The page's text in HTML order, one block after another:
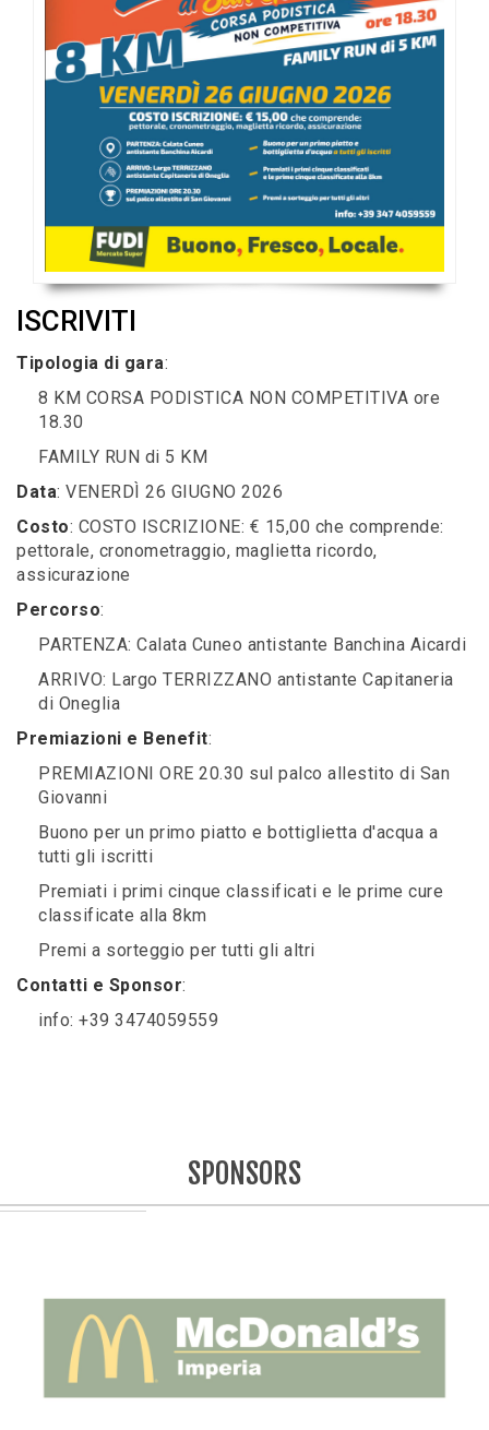
ISCRIVITI
Tipologia di gara:
8 KM CORSA PODISTICA NON COMPETITIVA ore
18.30
FAMILY RUN di 5 KM
Data: VENERDÌ 26 GIUGNO 2026
Costo: COSTO ISCRIZIONE: € 15,00 che comprende:
pettorale, cronometraggio, maglietta ricordo,
assicurazione
Percorso:
PARTENZA: Calata Cuneo antistante Banchina Aicardi
ARRIVO: Largo TERRIZZANO antistante Capitaneria
di Oneglia
Premiazioni e Benefit:
PREMIAZIONI ORE 20.30 sul palco allestito di San
Giovanni
Buono per un primo piatto e bottiglietta d'acqua a
tutti gli iscritti
Premiati i primi cinque classificati e le prime cure
classificate alla 8km
Premi a sorteggio per tutti gli altri
Contatti e Sponsor:
info: +39 3474059559
SPONSORS